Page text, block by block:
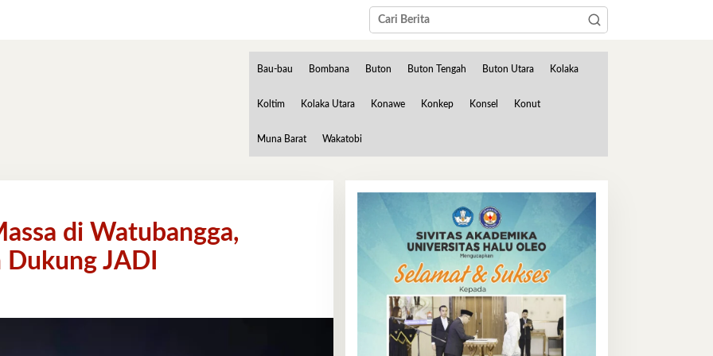
Bau-bau Bombana Buton Buton Tengah Buton Utara Kolaka
Koltim Kolaka Utara Konawe Konkep Konsel Konut
Muna Barat Wakatobi
di Watubangga,
JADI